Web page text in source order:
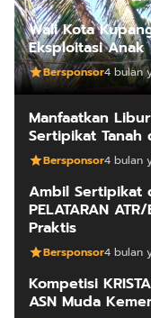
Wali Kota
Eksploitasi Anak
Bersponsor4 bulan
Manfaatkan
Sertipikat Tanah
Bersponsor4 bulan
Ambil Sertipikat
PELATARAN
Praktis
Bersponsor4 bulan
Kompetisi
ASN Muda